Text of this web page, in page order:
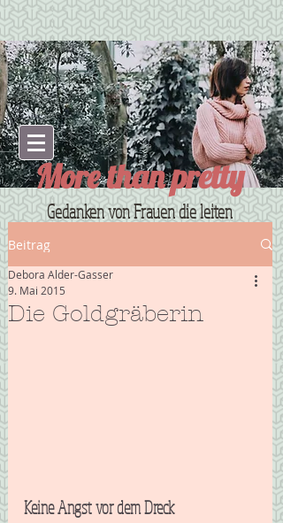
More than pretty
Gedanken von Frauen die leiten
Beitrag
Die Goldgräberin
Debora Alder-Gasser
9. Mai 2015
Keine Angst vor dem Dreck